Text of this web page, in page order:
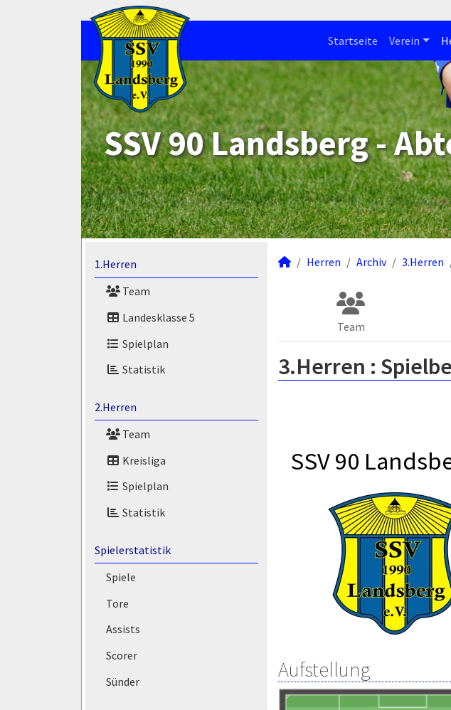
Startseite Verein
SSV 90 Landsberg -
1.Herren
Team
Landesklasse 5
Spielplan
Statistik
2.Herren
Team
Kreisliga
Spielplan
Statistik
Spielerstatistik
Spiele
Tore
Assists
Scorer
Sünder
Herren Archiv 3.Herren
Team
3.Herren :
SSV 90
Aufstellung